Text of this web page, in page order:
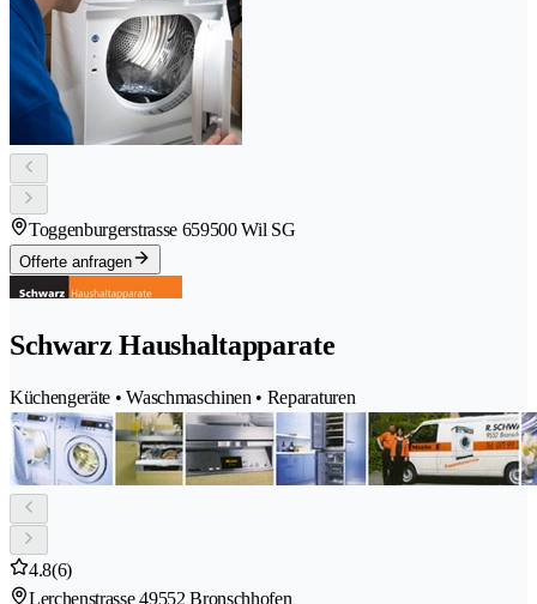
Toggenburgerstrasse 659500 Wil SG
Offerte anfragen
Schwarz Haushaltapparate
Küchengeräte • Waschmaschinen • Reparaturen
4.8(6)
Lerchenstrasse 49552 Bronschhofen